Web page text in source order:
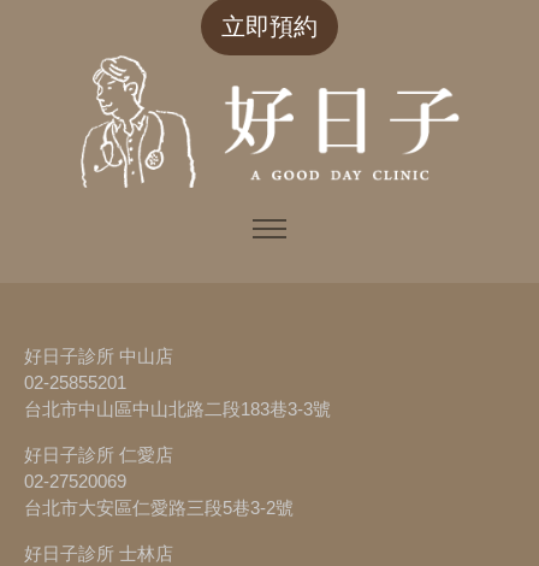
立即預約
好日子診所 中山店
02-25855201
台北市中山區中山北路二段183巷3-3號
好日子診所 仁愛店
02-27520069
台北市大安區仁愛路三段5巷3-2號
好日子診所 士林店